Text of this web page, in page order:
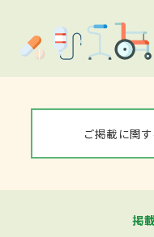
ご掲載に関
掲